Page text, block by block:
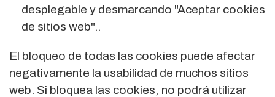
desplegable y desmarcando "Aceptar cookies
de sitios web"..
El bloqueo de todas las cookies puede afectar
negativamente la usabilidad de muchos sitios
web. Si bloquea las cookies, no podrá utilizar